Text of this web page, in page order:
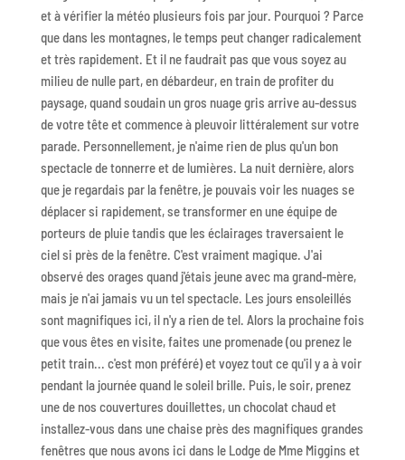
et à vérifier la météo plusieurs fois par jour. Pourquoi ? Parce
que dans les montagnes, le temps peut changer radicalement
et très rapidement. Et il ne faudrait pas que vous soyez au
milieu de nulle part, en débardeur, en train de profiter du
paysage, quand soudain un gros nuage gris arrive au-dessus
de votre tête et commence à pleuvoir littéralement sur votre
parade. Personnellement, je n'aime rien de plus qu'un bon
spectacle de tonnerre et de lumières. La nuit dernière, alors
que je regardais par la fenêtre, je pouvais voir les nuages se
déplacer si rapidement, se transformer en une équipe de
porteurs de pluie tandis que les éclairages traversaient le
ciel si près de la fenêtre. C'est vraiment magique. J'ai
observé des orages quand j'étais jeune avec ma grand-mère,
mais je n'ai jamais vu un tel spectacle. Les jours ensoleillés
sont magnifiques ici, il n'y a rien de tel. Alors la prochaine fois
que vous êtes en visite, faites une promenade (ou prenez le
petit train... c'est mon préféré) et voyez tout ce qu'il y a à voir
pendant la journée quand le soleil brille. Puis, le soir, prenez
une de nos couvertures douillettes, un chocolat chaud et
installez-vous dans une chaise près des magnifiques grandes
fenêtres que nous avons ici dans le Lodge de Mme Miggins et